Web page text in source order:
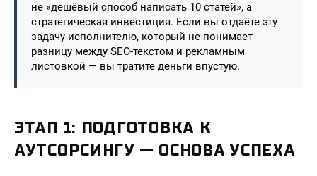
не «дешёвый способ написать 10 статей», а
стратегическая инвестиция. Если вы отдаёте эту
задачу исполнителю, который не понимает
разницу между SEO-текстом и рекламным
листовкой — вы тратите деньги впустую.
ЭТАП 1: ПОДГОТОВКА К
АУТСОРСИНГУ — ОСНОВА УСПЕХА